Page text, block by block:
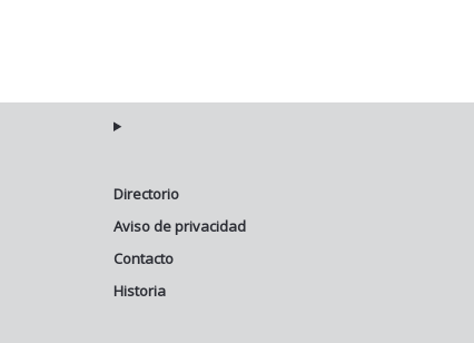
Directorio
Aviso de privacidad
Contacto
Historia